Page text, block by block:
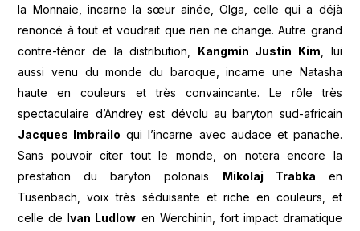
la Monnaie, incarne la sœur ainée, Olga, celle qui a déjà
renoncé à tout et voudrait que rien ne change. Autre grand
contre-ténor de la distribution,
Kangmin Justin Kim, lui
aussi venu du monde du baroque, incarne une Natasha
haute en couleurs et très convaincante. Le rôle très
spectaculaire d’Andrey est dévolu au baryton sud-africain
Jacques Imbrailo qui l’incarne avec audace et panache.
Sans pouvoir citer tout le monde, on notera encore la
prestation du baryton polonais
Mikolaj Trabka en
Tusenbach, voix très séduisante et riche en couleurs, et
celle de Ivan Ludlow en Werchinin, fort impact dramatique